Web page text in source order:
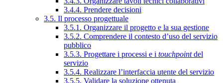
3.4.4. Prendere decisioni
3.5. Il processo progettuale
3.5.1. Organizzare il progetto e la sua gestione
3.5.2. Comprendere il contesto d’uso del servizio
pubblico
3.5.3. Progettare i processi e i touchpointdel
servizio
3.5.4. Realizzare l’interfaccia utente del servizio
3.5.5. Validare la soluzione ottenuta